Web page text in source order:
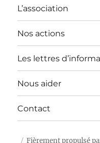
L’association
Nos actions
Les lettres
Nous aider
Contact
Fièrement propulsé